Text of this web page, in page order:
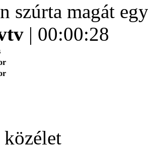
szúrta magát
| 00:00:28